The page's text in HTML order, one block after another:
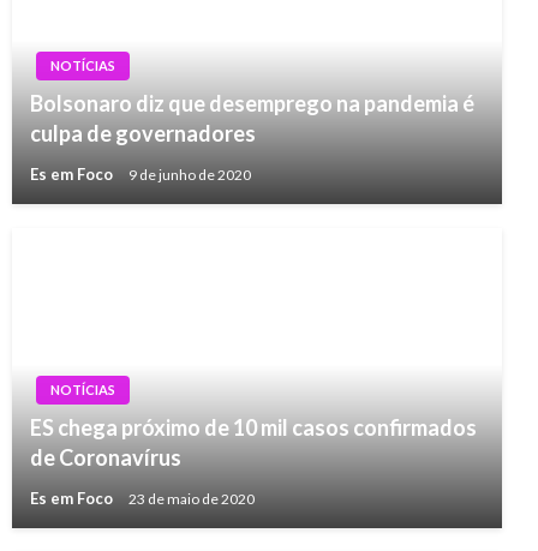
NOTÍCIAS
Bolsonaro diz que desemprego na pandemia é
culpa de governadores
Es em Foco 9 de junho de 2020
NOTÍCIAS
ES chega próximo de 10 mil casos confirmados
de Coronavírus
Es em Foco 23 de maio de 2020